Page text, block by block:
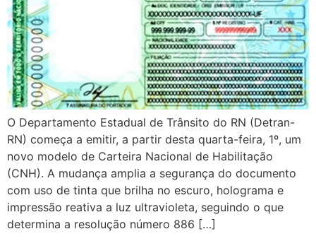
O Departamento Estadual de Trânsito do RN (Detran-
RN) começa a emitir, a partir desta quarta-feira, 1º, um
novo modelo de Carteira Nacional de Habilitação
(CNH). A mudança amplia a segurança do documento
com uso de tinta que brilha no escuro, holograma e
impressão reativa a luz ultravioleta, seguindo o que
determina a resolução número 886 […]